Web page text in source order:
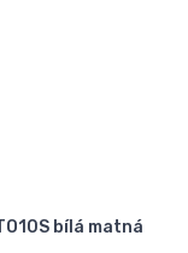
bílá matná